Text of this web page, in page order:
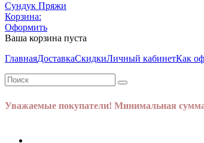
Сундук Пряжи
Корзина:
Оформить
Ваша корзина пуста
ГлавнаяДоставкаСкидкиЛичный кабинетКак
Уважаемые покупатели! Минимальная